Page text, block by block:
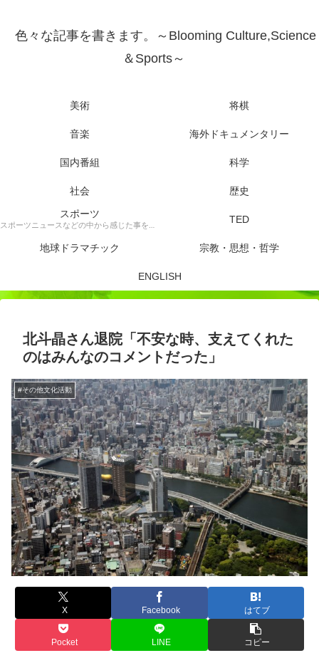
色々な記事を書きます。～Blooming Culture,Science
＆Sports～
美術 将棋
音楽 海外ドキュメンタリー
国内番組 科学
社会
歴史
スポーツ
スポーツニュースなどの中から感じた事を書きます。 TED
地球ドラマチック 宗教・思想・哲学
ENGLISH
北斗晶さん退院「不安な時、支えてくれた
のはみんなのコメントだった」
#その他文化活動
X Facebook はてブ
Pocket LINE コピー